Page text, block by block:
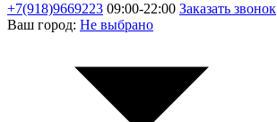
+7(918)9669223 09:00-22:00 Заказать звонок
Ваш город: Не выбрано